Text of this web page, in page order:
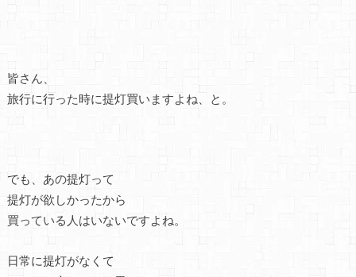
皆さん、
旅行に行った時に提灯買いますよね、と。
でも、あの提灯って
提灯が欲しかったから
買っている人はいないですよね。
日常に提灯がなくて